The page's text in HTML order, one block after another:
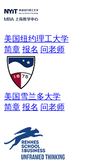
美国纽约理工大学
简章 报名 问老师
美国雪兰多大学
简章 报名 问老师